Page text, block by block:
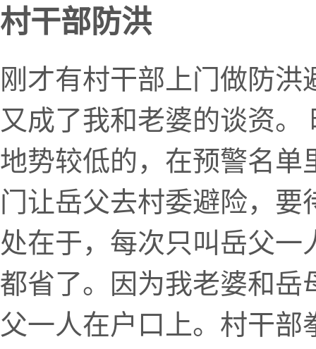
村干部防洪
刚才有村干部上门做防
又成了我和老婆的谈资
地势较低的，在预警名单
门让岳父去村委避险，
处在于，每次只叫岳父
都省了。因为我老婆和岳
父一人在户口上。村干